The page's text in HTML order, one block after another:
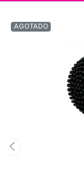
AGOTADO